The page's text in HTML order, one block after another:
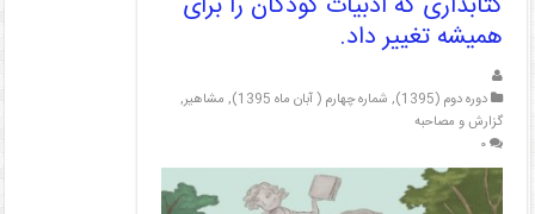
همیشه تغییر داد.
دوره دوم (1395) , شماره چهارم ( آبان ماه 1395) , مشاهیر,
گزارش و مصاحبه
۰